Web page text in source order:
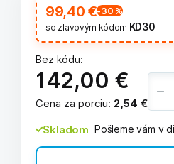
99,40 €-30 %
so zľavovým kódom KD30
Bez kódu:
142,00 €
Cena za porciu: 2,54 €
Skladom Pošleme vám v